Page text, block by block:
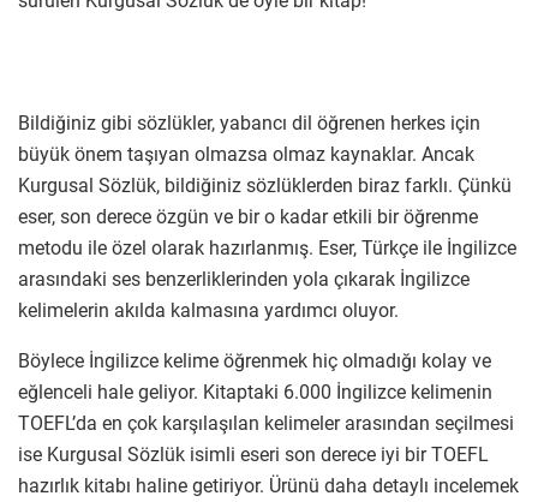
Bildiğiniz gibi sözlükler, yabancı dil öğrenen herkes için
büyük önem taşıyan olmazsa olmaz kaynaklar. Ancak
Kurgusal Sözlük, bildiğiniz sözlüklerden biraz farklı. Çünkü
eser, son derece özgün ve bir o kadar etkili bir öğrenme
metodu ile özel olarak hazırlanmış. Eser, Türkçe ile İngilizce
arasındaki ses benzerliklerinden yola çıkarak İngilizce
kelimelerin akılda kalmasına yardımcı oluyor.
Böylece İngilizce kelime öğrenmek hiç olmadığı kolay ve
eğlenceli hale geliyor. Kitaptaki 6.000 İngilizce kelimenin
TOEFL’da en çok karşılaşılan kelimeler arasından seçilmesi
ise Kurgusal Sözlük isimli eseri son derece iyi bir TOEFL
hazırlık kitabı haline getiriyor. Ürünü daha detaylı incelemek